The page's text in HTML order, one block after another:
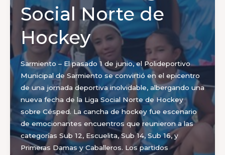
Social Norte de
Hockey
Sarmiento – El pasado 1 de junio, el Polideportivo
Municipal de Sarmiento se convirtió en el epicentro
de una jornada deportiva inolvidable, albergando una
nueva fecha de la Liga Social Norte de Hockey
sobre Césped. La cancha de hockey fue escenario
de emocionantes encuentros que reunieron a las
categorías Sub 12, Escuelita, Sub 14, Sub 16, y
Primeras Damas y Caballeros. Los partidos